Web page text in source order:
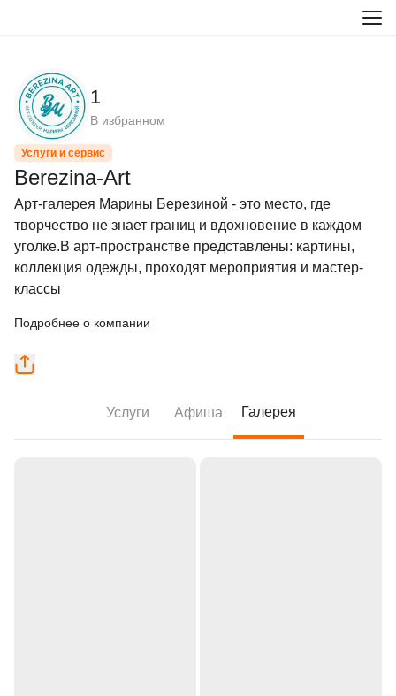
1
В избранном
Услуги и сервис
Berezina-Art
Арт-галерея Марины Березиной - это место, где
творчество не знает границ и вдохновение в каждом
уголке.В арт-пространстве представлены: картины,
коллекция одежды, проходят мероприятия и мастер-
классы
Подробнее о компании
Услуги Афиша Галерея